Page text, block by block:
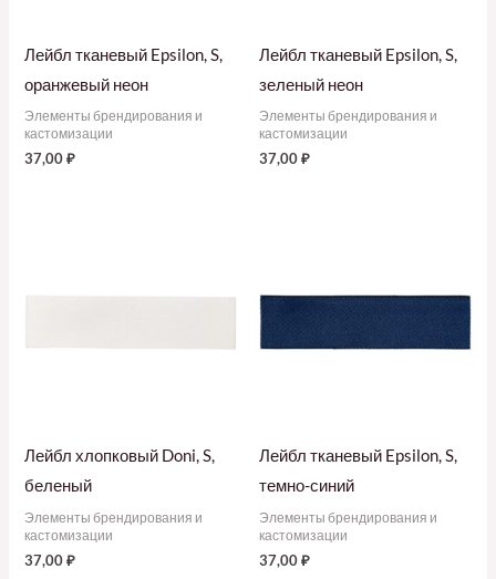
Лейбл тканевый Epsilon, S,
оранжевый неон
Элементы брендирования и
кастомизации
37,00₽
Лейбл тканевый Epsilon, S,
зеленый неон
Элементы брендирования и
кастомизации
37,00₽
Лейбл хлопковый Doni, S,
беленый
Элементы брендирования и
кастомизации
37,00₽
Лейбл тканевый Epsilon, S,
темно-синий
Элементы брендирования и
кастомизации
37,00₽